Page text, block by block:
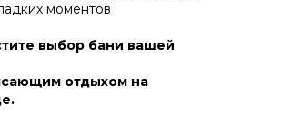
моментов
выбор бани вашей
отдыхом на